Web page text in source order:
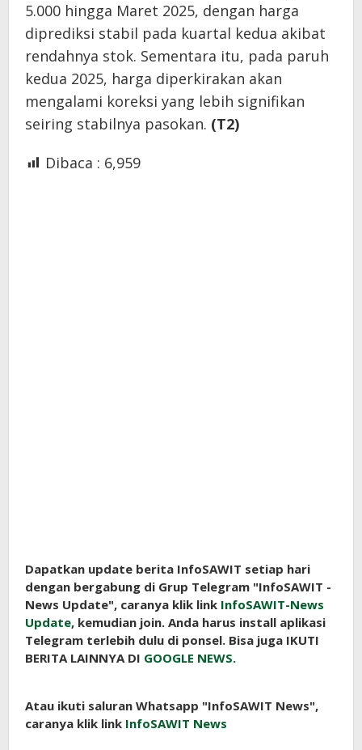
5.000 hingga Maret 2025, dengan harga
diprediksi stabil pada kuartal kedua akibat
rendahnya stok. Sementara itu, pada paruh
kedua 2025, harga diperkirakan akan
mengalami koreksi yang lebih signifikan
seiring stabilnya pasokan. (T2)
Dibaca : 6,959
Dapatkan update berita InfoSAWIT setiap hari
dengan bergabung di Grup Telegram "InfoSAWIT -
News Update", caranya klik link InfoSAWIT-News
Update, kemudian join. Anda harus install aplikasi
Telegram terlebih dulu di ponsel. Bisa juga IKUTI
BERITA LAINNYA DI GOOGLE NEWS.
Atau ikuti saluran Whatsapp "InfoSAWIT News",
caranya klik link InfoSAWIT News